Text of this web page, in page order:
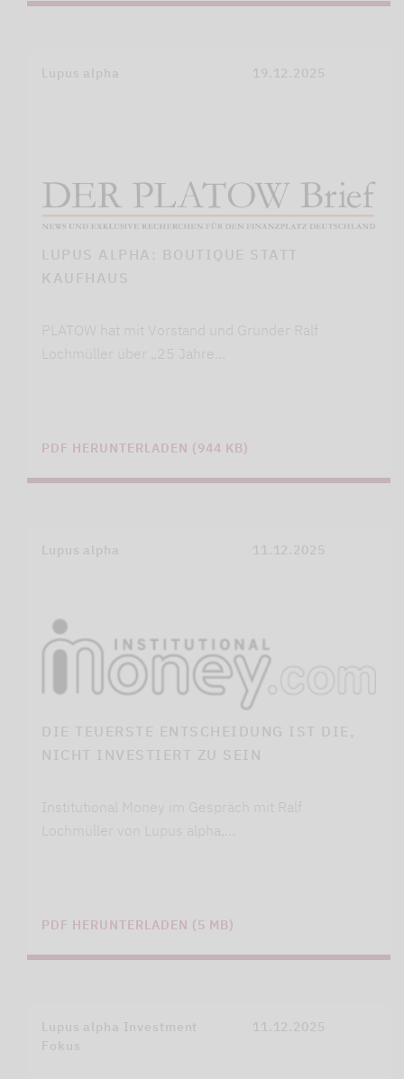
Lupus alpha 19.12.2025
LUPUS ALPHA: BOUTIQUE STATT
KAUFHAUS
PLATOW hat mit Vorstand und Gründer Ralf
Lochmüller über „25 Jahre…
PDF HERUNTERLADEN (944 KB)
Lupus alpha 11.12.2025
DIE TEUERSTE ENTSCHEIDUNG IST DIE,
NICHT INVESTIERT ZU SEIN
Institutional Money im Gespräch mit Ralf
Lochmüller von Lupus alpha,…
PDF HERUNTERLADEN (5 MB)
Lupus alpha Investment
Fokus
11.12.2025